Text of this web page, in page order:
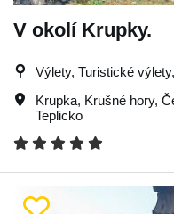
V okolí Krupky.
Výlety, Turistické
Krupka, Krušné hory,
Teplicko